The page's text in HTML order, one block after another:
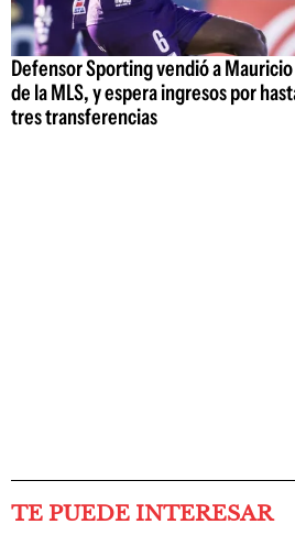
Defensor Sporting vendió a
de la MLS, y espera ingresos por
tres transferencias
TE PUEDE INTERESAR